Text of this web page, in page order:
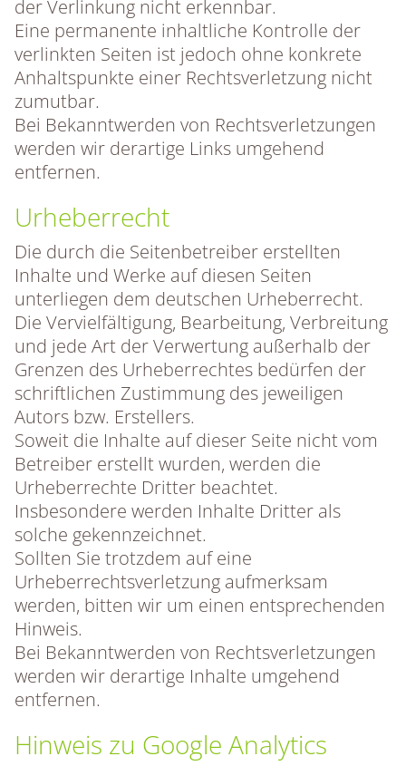
der Verlinkung nicht erkennbar.
Eine permanente inhaltliche Kontrolle der
verlinkten Seiten ist jedoch ohne konkrete
Anhaltspunkte einer Rechtsverletzung nicht
zumutbar.
Bei Bekanntwerden von Rechtsverletzungen
werden wir derartige Links umgehend
entfernen.
Urheberrecht
Die durch die Seitenbetreiber erstellten
Inhalte und Werke auf diesen Seiten
unterliegen dem deutschen Urheberrecht.
Die Vervielfältigung, Bearbeitung, Verbreitung
und jede Art der Verwertung außerhalb der
Grenzen des Urheberrechtes bedürfen der
schriftlichen Zustimmung des jeweiligen
Autors bzw. Erstellers.
Soweit die Inhalte auf dieser Seite nicht vom
Betreiber erstellt wurden, werden die
Urheberrechte Dritter beachtet.
Insbesondere werden Inhalte Dritter als
solche gekennzeichnet.
Sollten Sie trotzdem auf eine
Urheberrechtsverletzung aufmerksam
werden, bitten wir um einen entsprechenden
Hinweis.
Bei Bekanntwerden von Rechtsverletzungen
werden wir derartige Inhalte umgehend
entfernen.
Hinweis zu Google Analytics